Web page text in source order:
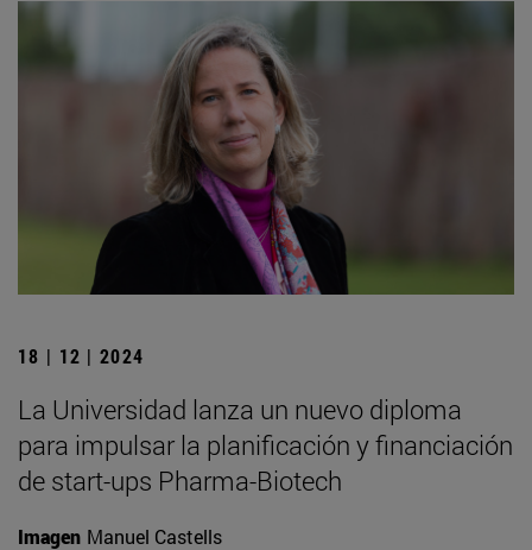
18 | 12 | 2024
La Universidad lanza un nuevo diploma
para impulsar la planificación y financiación
de start-ups Pharma-Biotech
Imagen Manuel Castells